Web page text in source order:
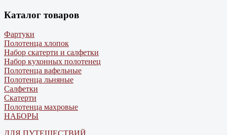
Каталог товаров
Фартуки
Полотенца хлопок
Набор скатерти и салфетки
Набор кухонных полотенец
Полотенца вафельные
Полотенца льняные
Салфетки
Скатерти
Полотенца махровые
НАБОРЫ